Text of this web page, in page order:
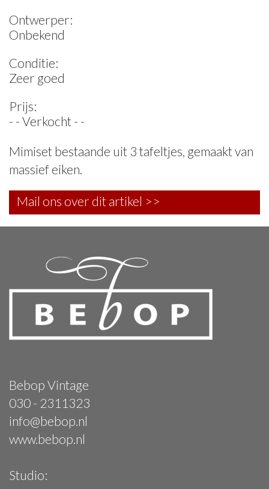
Ontwerper:
Onbekend
Conditie:
Zeer goed
Prijs:
- - Verkocht - -
Mimiset bestaande uit 3 tafeltjes, gemaakt van
massief eiken.
Mail ons over dit artikel >>
Bebop Vintage
030 - 2311323
info@bebop.nl
www.bebop.nl
Studio: